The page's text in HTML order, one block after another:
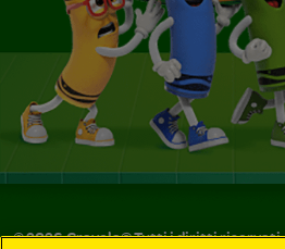
©2026Crayola® Tutti i diritti riservati.